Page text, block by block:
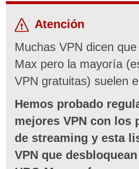
Atención
Muchas VPN dicen
Max pero la mayoría
VPN gratuitas) suelen
Hemos probado
mejores VPN con los
de streaming y esta
VPN que